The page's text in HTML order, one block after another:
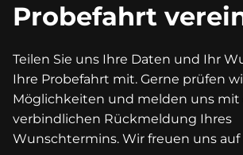
Probefahrt
Teilen Sie uns Ihre Daten und Ihr
Ihre Probefahrt mit. Gerne prüfen
Möglichkeiten und melden uns mit
verbindlichen Rückmeldung Ihres
Wunschtermins. Wir freuen uns auf